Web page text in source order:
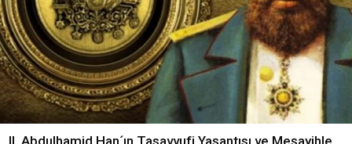
II. Abdulhamid Han´ın Tasavvufi Yaşantısı ve Meşayihle